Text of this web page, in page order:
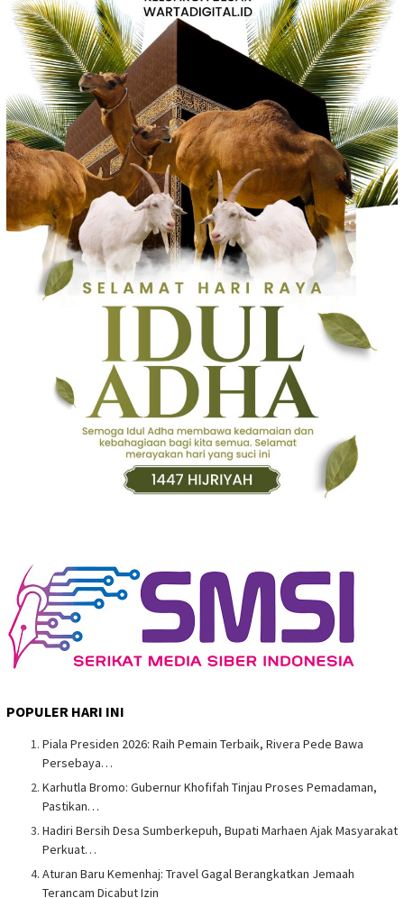
POPULER HARI INI
Piala Presiden 2026: Raih Pemain Terbaik, Rivera Pede Bawa
Persebaya…
Karhutla Bromo: Gubernur Khofifah Tinjau Proses Pemadaman,
Pastikan…
Hadiri Bersih Desa Sumberkepuh, Bupati Marhaen Ajak Masyarakat
Perkuat…
Aturan Baru Kemenhaj: Travel Gagal Berangkatkan Jemaah
Terancam Dicabut Izin